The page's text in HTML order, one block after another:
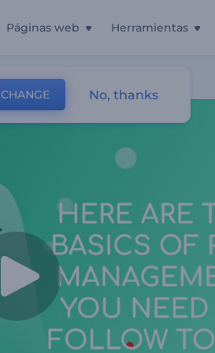
Páginas web Herramientas
CHANGE No, thanks